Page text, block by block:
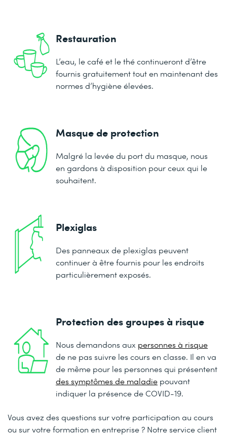
Restauration
L’eau, le café et le thé continueront d’être
fournis gratuitement tout en maintenant des
normes d’hygiène élevées.
Masque de protection
Malgré la levée du port du masque, nous
en gardons à disposition pour ceux qui le
souhaitent.
Plexiglas
Des panneaux de plexiglas peuvent
continuer à être fournis pour les endroits
particulièrement exposés.
Protection des groupes à risque
Nous demandons aux personnes à risque
de ne pas suivre les cours en classe. Il en va
de même pour les personnes qui présentent
des symptômes de maladie pouvant
indiquer la présence de COVID-19.
Vous avez des questions sur votre participation au cours
ou sur votre formation en entreprise ? Notre service client